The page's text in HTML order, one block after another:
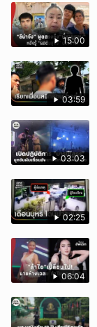
15:00
03:59
03:03
02:25
06:04